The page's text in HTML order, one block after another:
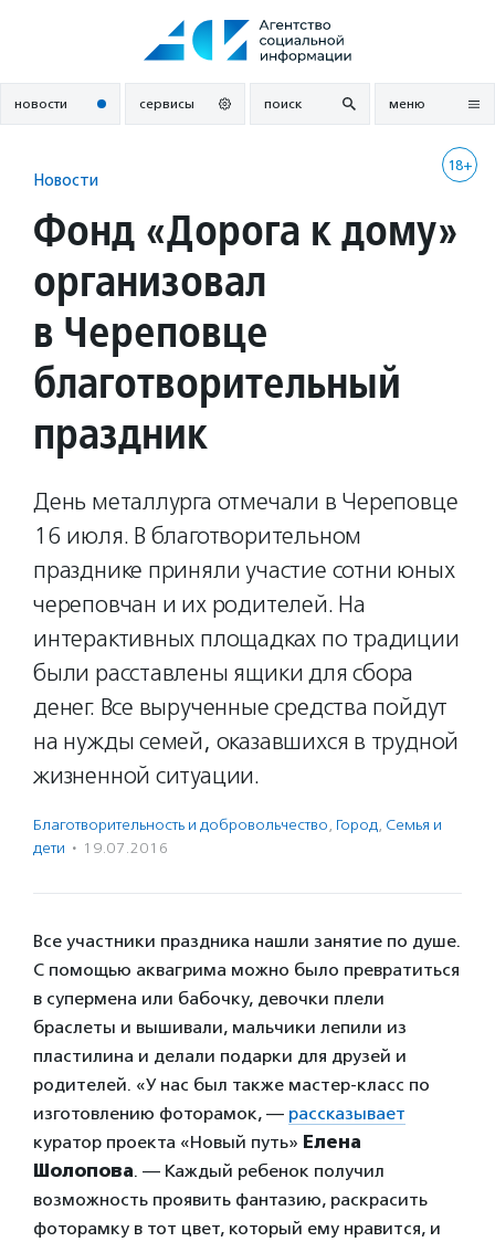
новости сервисы поиск меню
18+
Новости
Фонд «Дорога к дому»
организовал
в Череповце
благотворительный
праздник
День металлурга отмечали в Череповце
16 июля. В благотворительном
празднике приняли участие сотни юных
череповчан и их родителей. На
интерактивных площадках по традиции
были расставлены ящики для сбора
денег. Все вырученные средства пойдут
на нужды семей, оказавшихся в трудной
жизненной ситуации.
Благотвори­тель­ность и доброволь­чест­во, Город, Семья и
дети · 19.07.2016
Все участники праздника нашли занятие по душе.
С помощью аквагрима можно было превратиться
в супермена или бабочку, девочки плели
браслеты и вышивали, мальчики лепили из
пластилина и делали подарки для друзей и
родителей. «У нас был также мастер-класс по
изготовлению фоторамок, — рассказывает
куратор проекта «Новый путь» Елена
Шолопова. — Каждый ребенок получил
возможность проявить фантазию, раскрасить
фоторамку в тот цвет, который ему нравится, и